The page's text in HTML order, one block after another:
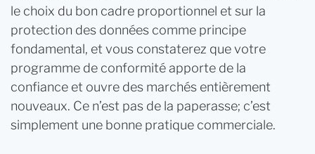
le choix du bon cadre proportionnel et sur la
protection des données comme principe
fondamental, et vous constaterez que votre
programme de conformité apporte de la
confiance et ouvre des marchés entièrement
nouveaux. Ce n’est pas de la paperasse; c’est
simplement une bonne pratique commerciale.